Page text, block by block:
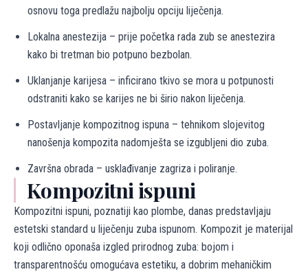
osnovu toga predlažu najbolju opciju liječenja.
Lokalna anestezija – prije početka rada zub se anestezira
kako bi tretman bio potpuno bezbolan.
Uklanjanje karijesa – inficirano tkivo se mora u potpunosti
odstraniti kako se karijes ne bi širio nakon liječenja.
Postavljanje kompozitnog ispuna – tehnikom slojevitog
nanošenja kompozita nadomješta se izgubljeni dio zuba.
Završna obrada – usklađivanje zagriza i poliranje.
Kompozitni ispuni
Kompozitni ispuni, poznatiji kao plombe, danas predstavljaju
estetski standard u liječenju zuba ispunom. Kompozit je materijal
koji odlično oponaša izgled prirodnog zuba: bojom i
transparentnošću omogućava estetiku, a dobrim mehaničkim